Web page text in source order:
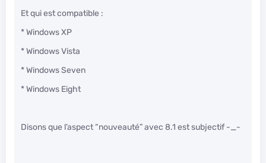
Et qui est compatible :
* Windows XP
* Windows Vista
* Windows Seven
* Windows Eight
Disons que l’aspect “nouveauté” avec 8.1 est subjectif -_-